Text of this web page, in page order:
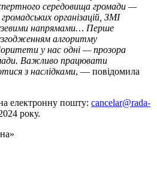
середовища громади —
організацій, ЗМІ
напрямами… Перше
алгоритму
у нас одні — прозора
Важливо працювати
з наслідками, — повідомила
електронну пошту: cancelar@rada-
року.